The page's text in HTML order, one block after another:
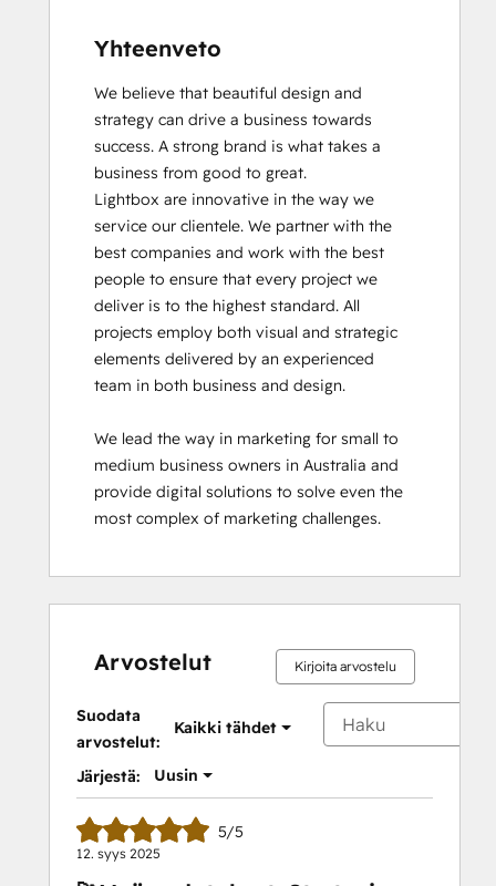
Yhteenveto
We believe that beautiful design and
strategy can drive a business towards
success. A strong brand is what takes a
business from good to great.
Lightbox are innovative in the way we
service our clientele. We partner with the
best companies and work with the best
people to ensure that every project we
deliver is to the highest standard. All
projects employ both visual and strategic
elements delivered by an experienced
team in both business and design.
We lead the way in marketing for small to
medium business owners in Australia and
provide digital solutions to solve even the
most complex of marketing challenges.
Arvostelut Kirjoita arvostelu
Suodata
arvostelut:
Kaikki tähdet
Järjestä: Uusin
5/5
12. syys 2025